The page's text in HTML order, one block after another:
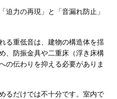
迫力の再現」と「音漏れ防止」
る重低音は、建物の構造体を揺
、防振金具や二重床（浮き床構
の伝わりを抑える必要がありま
るだけでは不十分です。室内で